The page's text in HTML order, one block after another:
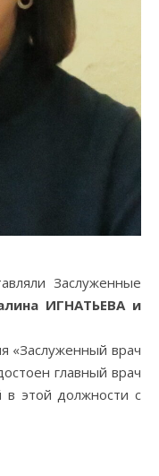
Заслуженные
ИГНАТЬЕВА и
«Заслуженный врач
главный врач
этой должности с